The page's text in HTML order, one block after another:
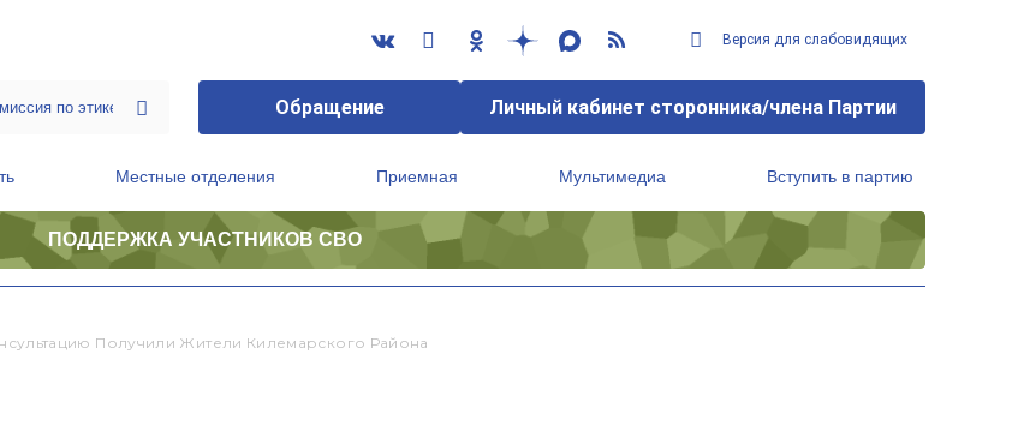
Версия для слабовидящих
Обращение Личный кабинет сторонника/члена Партии
Местные отделения Приемная Мультимедиа Вступить в партию
ПОДДЕРЖКА УЧАСТНИКОВ СВО
Получили Жители Килемарского Района